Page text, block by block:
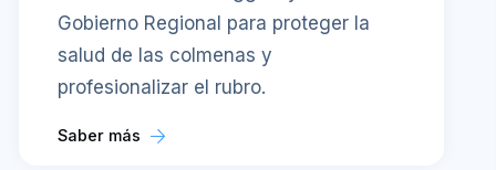
Gobierno Regional para proteger la
salud de las colmenas y
profesionalizar el rubro.
Saber más